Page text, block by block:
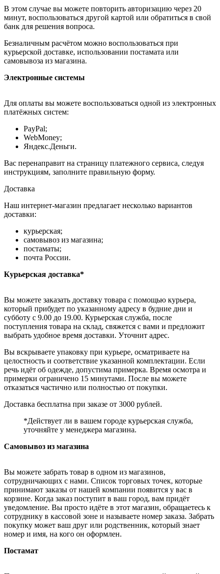
В этом случае вы можете повторить авторизацию через 20
минут, воспользоваться другой картой или обратиться в свой
банк для решения вопроса.
Безналичным расчётом можно воспользоваться при
курьерской доставке, использовании постамата или
самовывоза из магазина.
Электронные системы
Для оплаты вы можете воспользоваться одной из электронных
платёжных систем:
PayPal;
WebMoney;
Яндекс.Деньги.
Вас перенаправит на страницу платежного сервиса, следуя
инструкциям, заполните правильную форму.
Доставка
Наш интернет-магазин предлагает несколько вариантов
доставки:
курьерская;
самовывоз из магазина;
постаматы;
почта России.
Курьерская доставка*
Вы можете заказать доставку товара с помощью курьера,
который прибудет по указанному адресу в будние дни и
субботу с 9.00 до 19.00. Курьерская служба, после
поступления товара на склад, свяжется с вами и предложит
выбрать удобное время доставки. Уточнит адрес.
Вы вскрываете упаковку при курьере, осматриваете на
целостность и соответствие указанной комплектации. Если
речь идёт об одежде, допустима примерка. Время осмотра и
примерки ограничено 15 минутами. После вы можете
отказаться частично или полностью от покупки.
Доставка бесплатна при заказе от 3000 рублей.
*Действует ли в вашем городе курьерская служба,
уточняйте у менеджера магазина.
Самовывоз из магазина
Вы можете забрать товар в одном из магазинов,
сотрудничающих с нами. Список торговых точек, которые
принимают заказы от нашей компании появится у вас в
корзине. Когда заказ поступит в ваш город, вам придёт
уведомление. Вы просто идёте в этот магазин, обращаетесь к
сотруднику в кассовой зоне и называете номер заказа. Забрать
покупку может ваш друг или родственник, который знает
номер и имя, на кого он оформлен.
Постамат